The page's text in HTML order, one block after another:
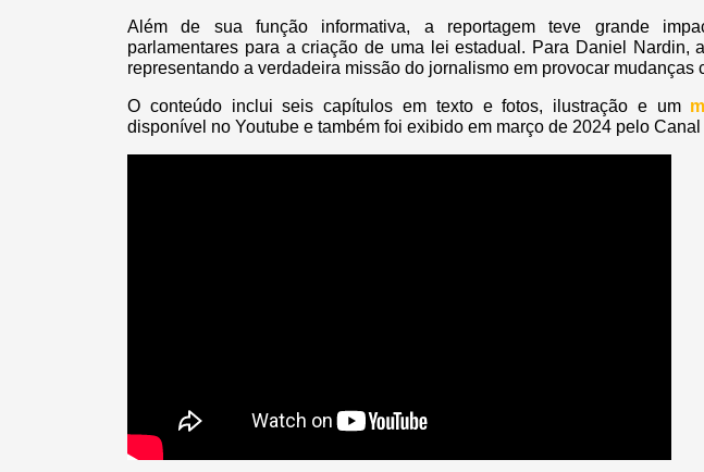
Além de sua função informativa, a reportagem teve grande
parlamentares para a criação de uma lei estadual. Para Daniel Nardin,
representando a verdadeira missão do jornalismo em provocar mudanças
O conteúdo inclui seis capítulos em texto e fotos, ilustração e um
disponível no Youtube e também foi exibido em março de 2024 pelo